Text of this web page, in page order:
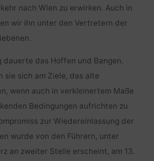
nach Wien zu erwirken. Auch in
wir ihn unter den Vertretern der
dauerte das Hoffen und Bangen.
sie sich am Ziele, das alte
wenn auch in verkleinertem Maße
Bedingungen aufrichten zu
zur Wiedereinlassung der
wurde von den Führern, unter
an zweiter Stelle erscheint, am 13.